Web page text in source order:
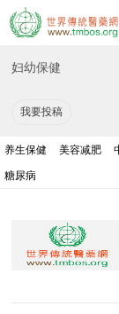
妇幼保健
我要投稿
养生保健 美容减肥
糖尿病